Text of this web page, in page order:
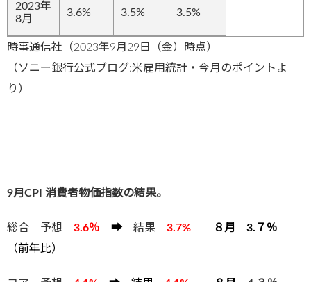
2023年
8月
3.6% 3.5% 3.5%
時事通信社（2023年9月29日（金）時点）
（ソニー銀行公式ブログ:米雇用統計・今月のポイントよ
り）
9月CPI 消費者物価指数の結果。
総合 予想 3.6％ ➡ 結果 3.7%
８月 3.７％
（前年比）